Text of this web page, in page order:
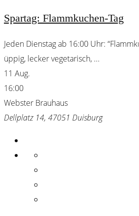
Spartag: Flammkuchen-Tag
Jeden Dienstag ab 16:00 Uhr:
üppig, lecker vegetarisch, ...
11 Aug.
16:00
Webster Brauhaus
Dellplatz 14, 47051 Duisburg